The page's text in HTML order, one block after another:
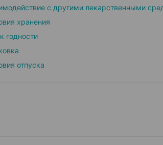
с другими лекарственными
хранения
годности
отпуска